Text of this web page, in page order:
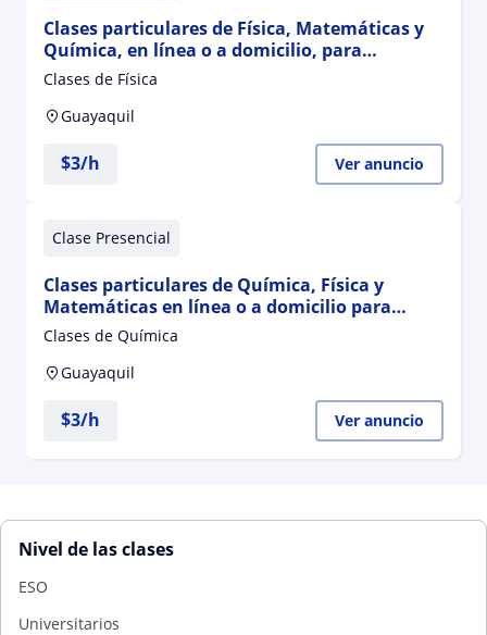
Clases particulares de Física, Matemáticas y
Química, en línea o a domicilio, para
estudiantes de bachillerato, preuniversitarios
Clases de Física
Guayaquil
$3/h Ver anuncio
Clase Presencial
Clases particulares de Química, Física y
Matemáticas en línea o a domicilio para
bachillerato, preuniversitarios y
universitarios
Clases de Química
Guayaquil
$3/h Ver anuncio
Nivel de las clases
ESO
Universitarios